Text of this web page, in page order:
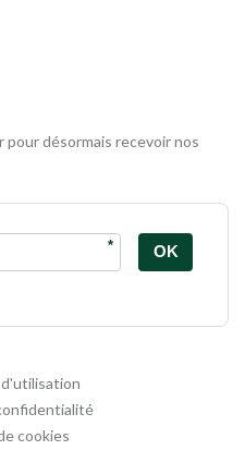
désormais recevoir nos
* OK
cookies